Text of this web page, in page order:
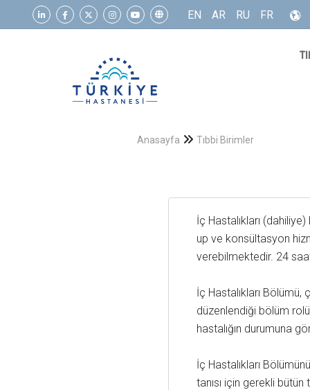
EN AR RU FR
Anasayfa Tıbbi Birimler
İç Hastalıkları
up ve konsültasyon
verebilmektedir. 24
İç Hastalıkları
düzenlendiği bölüm
hastalığın durumuna
İç Hastalıkları
tanısı için gerekli